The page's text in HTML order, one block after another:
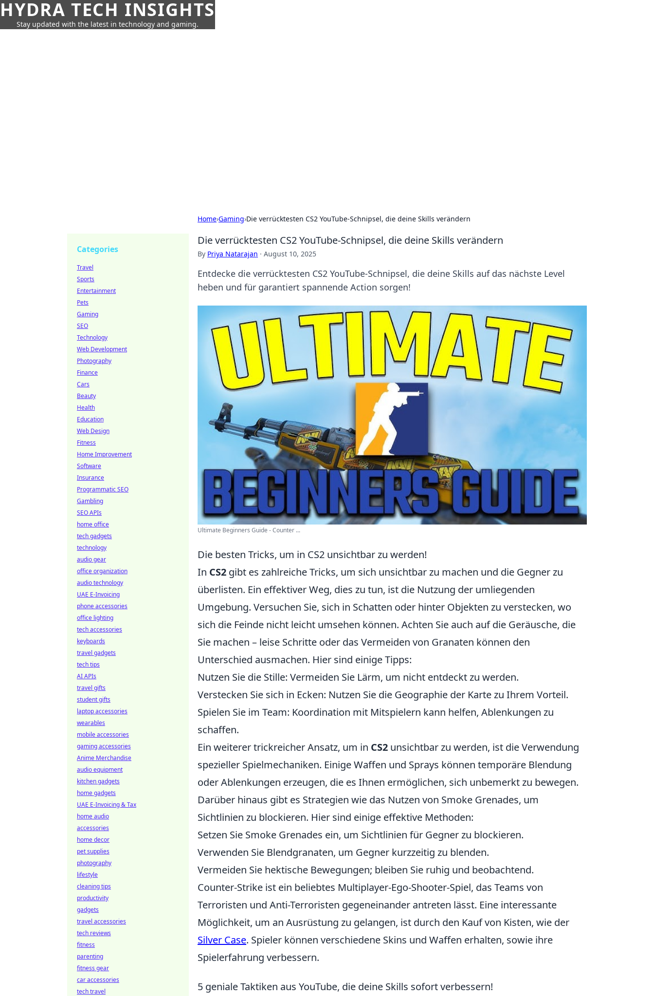
HYDRA TECH INSIGHTS
Stay updated with the latest in technology and gaming.
Home›Gaming›Die verrücktesten CS2 YouTube-Schnipsel, die deine Skills verändern
Die verrücktesten CS2 YouTube-Schnipsel, die deine Skills verändern
By Priya Natarajan · August 10, 2025
Entdecke die verrücktesten CS2 YouTube-Schnipsel, die deine Skills auf das nächste Level
heben und für garantiert spannende Action sorgen!
Ultimate Beginners Guide - Counter ...
Die besten Tricks, um in CS2 unsichtbar zu werden!
In CS2 gibt es zahlreiche Tricks, um sich unsichtbar zu machen und die Gegner zu
überlisten. Ein effektiver Weg, dies zu tun, ist die Nutzung der umliegenden
Umgebung. Versuchen Sie, sich in Schatten oder hinter Objekten zu verstecken, wo
sich die Feinde nicht leicht umsehen können. Achten Sie auch auf die Geräusche, die
Sie machen – leise Schritte oder das Vermeiden von Granaten können den
Unterschied ausmachen. Hier sind einige Tipps:
Nutzen Sie die Stille: Vermeiden Sie Lärm, um nicht entdeckt zu werden.
Verstecken Sie sich in Ecken: Nutzen Sie die Geographie der Karte zu Ihrem Vorteil.
Spielen Sie im Team: Koordination mit Mitspielern kann helfen, Ablenkungen zu
schaffen.
Ein weiterer trickreicher Ansatz, um in CS2 unsichtbar zu werden, ist die Verwendung
spezieller Spielmechaniken. Einige Waffen und Sprays können temporäre Blendung
oder Ablenkungen erzeugen, die es Ihnen ermöglichen, sich unbemerkt zu bewegen.
Darüber hinaus gibt es Strategien wie das Nutzen von Smoke Grenades, um
Sichtlinien zu blockieren. Hier sind einige effektive Methoden:
Setzen Sie Smoke Grenades ein, um Sichtlinien für Gegner zu blockieren.
Verwenden Sie Blendgranaten, um Gegner kurzzeitig zu blenden.
Vermeiden Sie hektische Bewegungen; bleiben Sie ruhig und beobachtend.
Counter-Strike ist ein beliebtes Multiplayer-Ego-Shooter-Spiel, das Teams von
Terroristen und Anti-Terroristen gegeneinander antreten lässt. Eine interessante
Möglichkeit, um an Ausrüstung zu gelangen, ist durch den Kauf von Kisten, wie der
Silver Case. Spieler können verschiedene Skins und Waffen erhalten, sowie ihre
Spielerfahrung verbessern.
5 geniale Taktiken aus YouTube, die deine Skills sofort verbessern!
Categories
Travel
Sports
Entertainment
Pets
Gaming
SEO
Technology
Web Development
Photography
Finance
Cars
Beauty
Health
Education
Web Design
Fitness
Home Improvement
Software
Insurance
Programmatic SEO
Gambling
SEO APIs
home office
tech gadgets
technology
audio gear
office organization
audio technology
UAE E-Invoicing
phone accessories
office lighting
tech accessories
keyboards
travel gadgets
tech tips
AI APIs
travel gifts
student gifts
laptop accessories
wearables
mobile accessories
gaming accessories
Anime Merchandise
audio equipment
kitchen gadgets
home gadgets
UAE E-Invoicing & Tax
home audio
accessories
home decor
pet supplies
photography
lifestyle
cleaning tips
productivity
gadgets
travel accessories
tech reviews
fitness
parenting
fitness gear
car accessories
tech travel